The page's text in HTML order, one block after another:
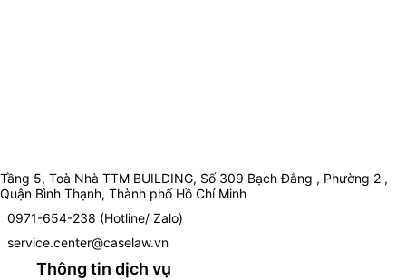
Tầng 5, Toà Nhà TTM BUILDING, Số 309 Bạch Đằng , Phường 2 ,
Quận Bình Thạnh, Thành phố Hồ Chí Minh
0971-654-238 (Hotline/ Zalo)
service.center@caselaw.vn
Thông tin dịch vụ